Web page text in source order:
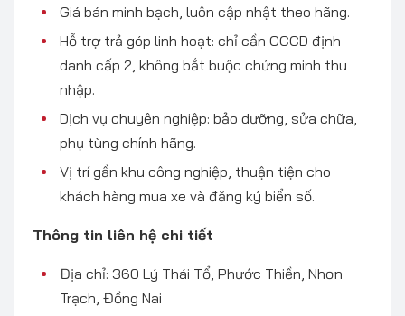
Giá bán minh bạch, luôn cập nhật theo hãng.
Hỗ trợ trả góp linh hoạt: chỉ cần CCCD định
danh cấp 2, không bắt buộc chứng minh thu
nhập.
Dịch vụ chuyên nghiệp: bảo dưỡng, sửa chữa,
phụ tùng chính hãng.
Vị trí gần khu công nghiệp, thuận tiện cho
khách hàng mua xe và đăng ký biển số.
Thông tin liên hệ chi tiết
Địa chỉ: 360 Lý Thái Tổ, Phước Thiền, Nhơn
Trạch, Đồng Nai